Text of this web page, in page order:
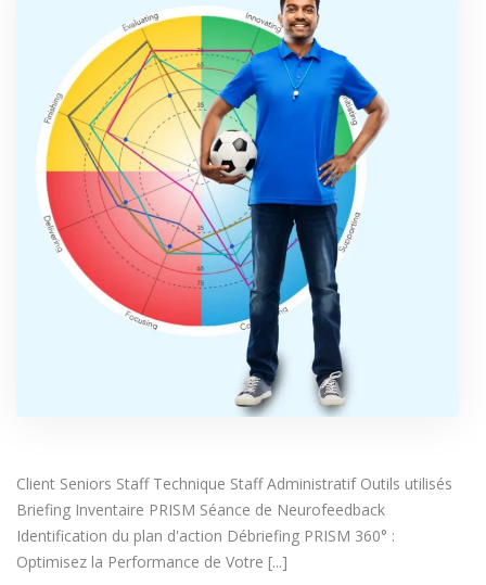
Client Seniors Staff Technique Staff Administratif Outils utilisés
Briefing Inventaire PRISM Séance de Neurofeedback
Identification du plan d'action Débriefing PRISM 360° :
Optimisez la Performance de Votre [...]